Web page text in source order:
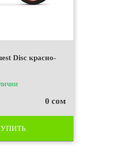
Disc красно-
0 сом